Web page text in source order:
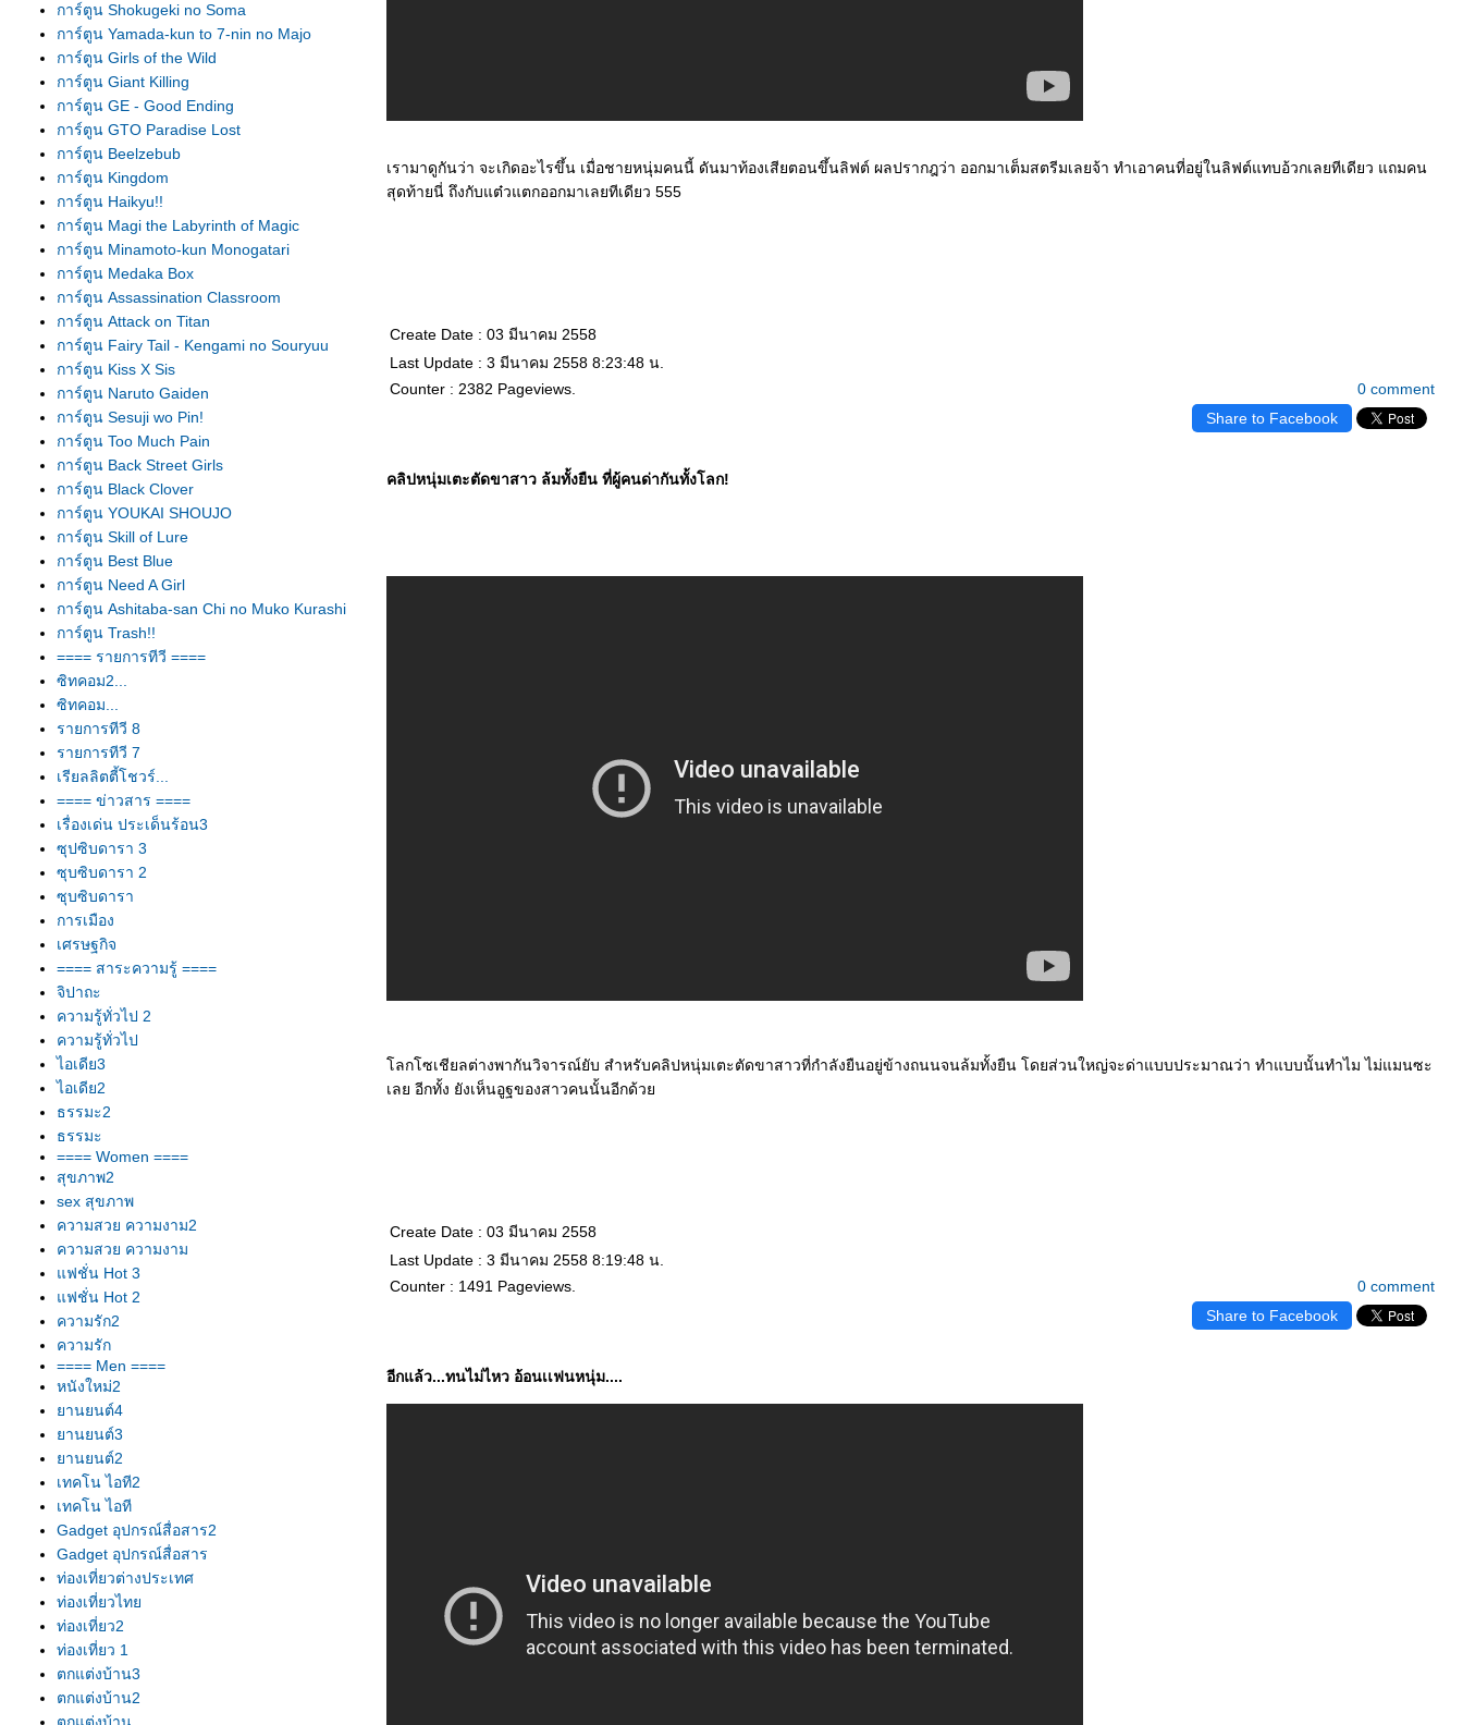
การ์ตูน Shokugeki no Soma
การ์ตูน Yamada-kun to 7-nin no Majo
การ์ตูน Girls of the Wild
การ์ตูน Giant Killing
การ์ตูน GE - Good Ending
การ์ตูน GTO Paradise Lost
การ์ตูน Beelzebub
การ์ตูน Kingdom
การ์ตูน Haikyu!!
การ์ตูน Magi the Labyrinth of Magic
การ์ตูน Minamoto-kun Monogatari
การ์ตูน Medaka Box
การ์ตูน Assassination Classroom
การ์ตูน Attack on Titan
การ์ตูน Fairy Tail - Kengami no Souryuu
การ์ตูน Kiss X Sis
การ์ตูน Naruto Gaiden
การ์ตูน Sesuji wo Pin!
การ์ตูน Too Much Pain
การ์ตูน Back Street Girls
การ์ตูน Black Clover
การ์ตูน YOUKAI SHOUJO
การ์ตูน Skill of Lure
การ์ตูน Best Blue
การ์ตูน Need A Girl
การ์ตูน Ashitaba-san Chi no Muko Kurashi
การ์ตูน Trash!!
==== รายการทีวี ====
ซิทคอม2...
ซิทคอม...
รายการทีวี 8
รายการทีวี 7
เรียลลิตตี้โชวร์...
==== ข่าวสาร ====
เรื่องเด่น ประเด็นร้อน3
ซุปซิบดารา 3
ซุบซิบดารา 2
ซุบซิบดารา
การเมือง
เศรษฐกิจ
==== สาระความรู้ ====
จิปาถะ
ความรู้ทั่วไป 2
ความรู้ทั่วไป
ไอเดีย3
ไอเดีย2
ธรรมะ2
ธรรมะ
==== Women ====
สุขภาพ2
sex สุขภาพ
ความสวย ความงาม2
ความสวย ความงาม
ฟชั่น Hot 3
ฟชั่น Hot 2
ความรัก2
ความรัก
==== Men ====
หนังใหม่2
านยนต์4
านยนต์3
านยนต์2
เทคโน ไอที2
เทคโน ไอที
Gadget อุปกรณ์สื่อสาร2
Gadget อุปกรณ์สื่อสาร
ท่องเที่ยวต่างประเทศ
ท่องเที่ยวไท
ท่องเที่ยว2
ท่องเที่ยว 1
ตกแต่งบ้าน3
ตกแต่งบ้าน2
เรามาดูกันว่า จะเกิดอะไรขึ้น เมื่อชายหนุ่มคนนี้ ดันมาท้องเสียตอนขึ้นลิฟต์ ผลปรากฎว่า ออกมาเต็มสตรีมเลยจ้า ทำเอาคนที่อยู่ในลิฟต์แทบอ้วกเลยทีเดียว แถมคน
สุดท้ายนี่ ถึงกับแต๋วแตกออกมาเลยทีเดียว 555
Create Date : 03 มีนาคม 2558
Last Update : 3 มีนาคม 2558 8:23:48 น.
Counter : 2382 Pageviews.
0 comment
Share to Facebook
คลิปหนุ่มเตะตัดขาสาว ล้มทั้งยืน ที่ผู้คนด่ากันทั้งโลก!
ลกโซเชียลต่างพากันวิจารณ์ยับ สำหรับคลิปหนุ่มเตะตัดขาสาวที่กำลังยืนอยู่ข้างถนนจนล้มทั้งยืน โดยส่วนใหญ่จะด่าแบบประมาณว่า ทำแบบนั้นทำไม ไม่แมนซะ
เลย อีกทั้ง ยังเห็นอูฐของสาวคนนั้นอีกด้ว
Create Date : 03 มีนาคม 2558
Last Update : 3 มีนาคม 2558 8:19:48 น.
Counter : 1491 Pageviews.
0 comment
Share to Facebook
อีกแล้ว...ทนไม่ไหว อ้อนเเฟนหนุ่ม....